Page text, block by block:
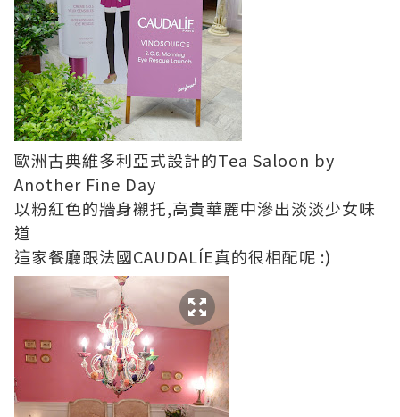
歐洲古典維多利亞式設計的Tea Saloon by
Another Fine Day
以粉紅色的牆身襯托,高貴華麗中滲出淡淡少女味
道
這家餐廳跟法國CAUDALÍE真的很相配呢 :)